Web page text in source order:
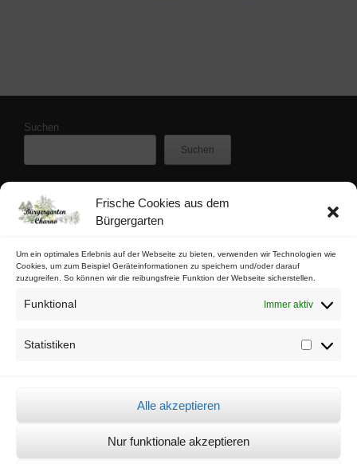
Frische Cookies aus dem
Bürgergarten
Um ein optimales Erlebnis auf der Webseite zu bieten, verwenden wir Technologien wie
Cookies, um zum Beispiel Geräteinformationen zu speichern und/oder darauf
zuzugreifen. So können wir die reibungsfreie Funktion der Webseite sicherstellen.
Funktional Immer aktiv
Statistiken
Alle akzeptieren
Nur funktionale akzeptieren
Suchen
Suchen
Zuletzt veröffentlicht
Buschfunk-Rezensionen: Gartenkrimis von Maren Gießwald
Buschfunk-Rezensionen: Gartenkrimis von Martina Parker
Buschfunk-Rezensionen: Schrebergartenkrimis von Mona Nikolay
Tschaabgsi-Körbchen